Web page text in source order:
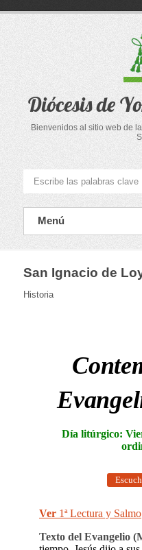
Diócesis de
Bienvenidos al sitio web de
Menú
San Ignacio de
Historia